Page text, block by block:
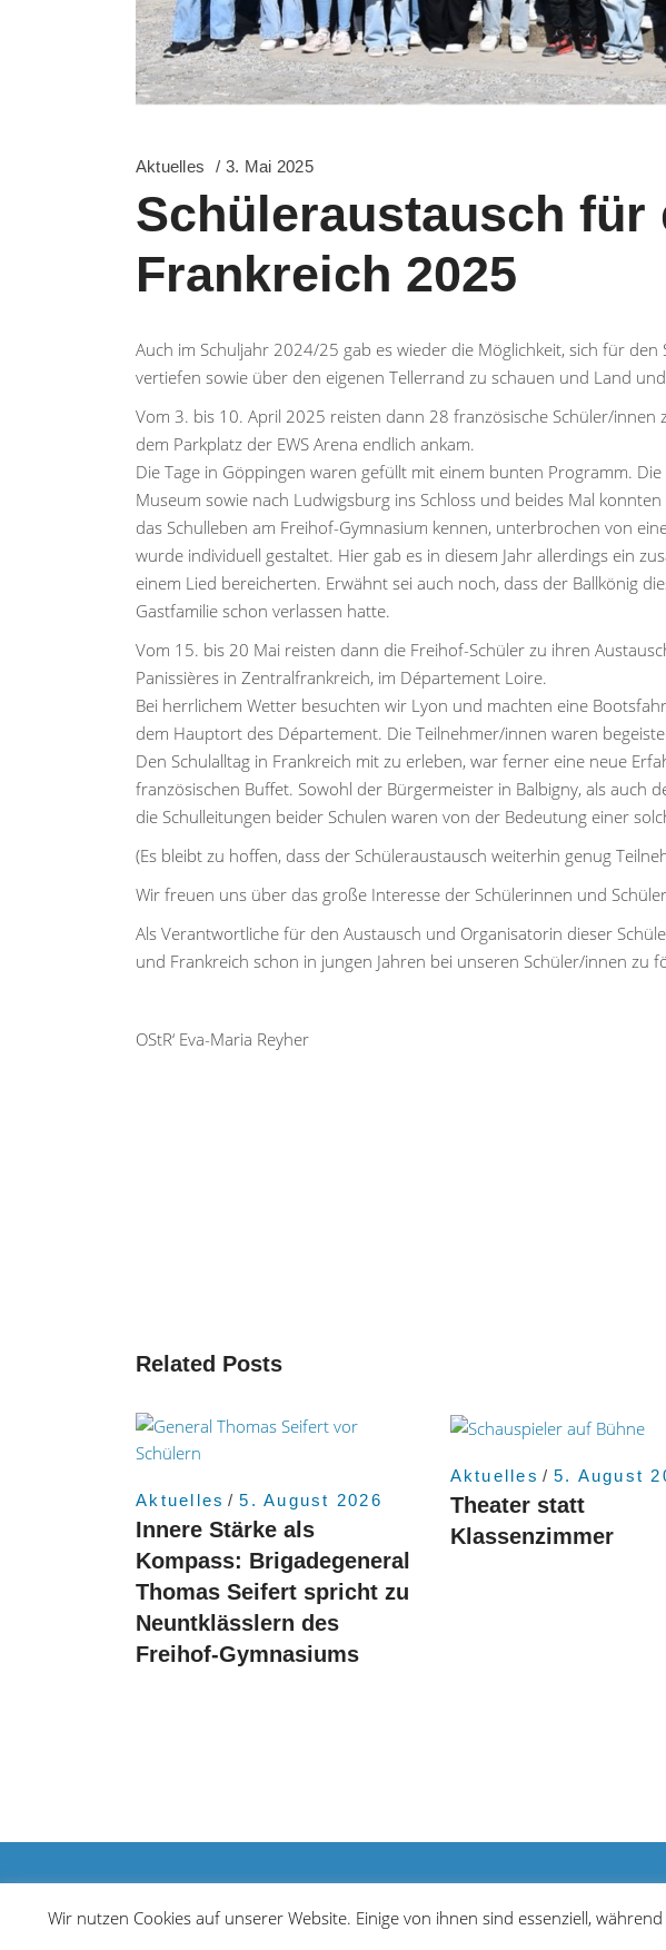
Aktuelles 3. Mai 2025
Schüleraustausch für
Frankreich 2025
Auch im Schuljahr 2024/25 gab es wieder die Möglichkeit, sich für
vertiefen sowie über den eigenen Tellerrand zu schauen und Land
Vom 3. bis 10. April 2025 reisten dann 28 französische Schüler/
dem Parkplatz der EWS Arena endlich ankam.
Die Tage in Göppingen waren gefüllt mit einem bunten Programm.
Museum sowie nach Ludwigsburg ins Schloss und beides Mal
das Schulleben am Freihof-Gymnasium kennen, unterbrochen von
wurde individuell gestaltet. Hier gab es in diesem Jahr allerdings ein
einem Lied bereicherten. Erwähnt sei auch noch, dass der Ballkönig
Gastfamilie schon verlassen hatte.
Vom 15. bis 20 Mai reisten dann die Freihof-Schüler zu ihren
Panissières in Zentralfrankreich, im Département Loire.
Bei herrlichem Wetter besuchten wir Lyon und machten eine
dem Hauptort des Département. Die Teilnehmer/innen waren
Den Schulalltag in Frankreich mit zu erleben, war ferner eine neue
französischen Buffet. Sowohl der Bürgermeister in Balbigny, als auch
die Schulleitungen beider Schulen waren von der Bedeutung einer
(Es bleibt zu hoffen, dass der Schüleraustausch weiterhin genug
Wir freuen uns über das große Interesse der Schülerinnen und
Als Verantwortliche für den Austausch und Organisatorin dieser
und Frankreich schon in jungen Jahren bei unseren Schüler/innen zu
OStR‘ Eva-Maria Reyher
Related Posts
Aktuelles 5. August 2026
Innere Stärke als
Kompass: Brigadegeneral
Thomas Seifert spricht zu
Neuntklässlern des
Freihof-Gymnasiums
Aktuelles 5. August
Theater statt
Klassenzimmer
Wir nutzen Cookies auf unserer Website. Einige von ihnen sind essenziell,